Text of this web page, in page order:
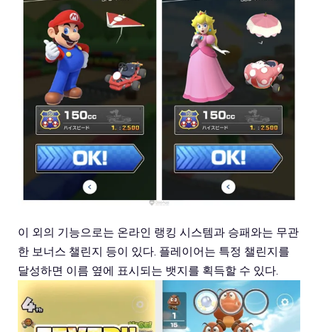
이 외의 기능으로는 온라인 랭킹 시스템과 승패와는 무관
한 보너스 챌린지 등이 있다. 플레이어는 특정 챌린지를
달성하면 이름 옆에 표시되는 뱃지를 획득할 수 있다.